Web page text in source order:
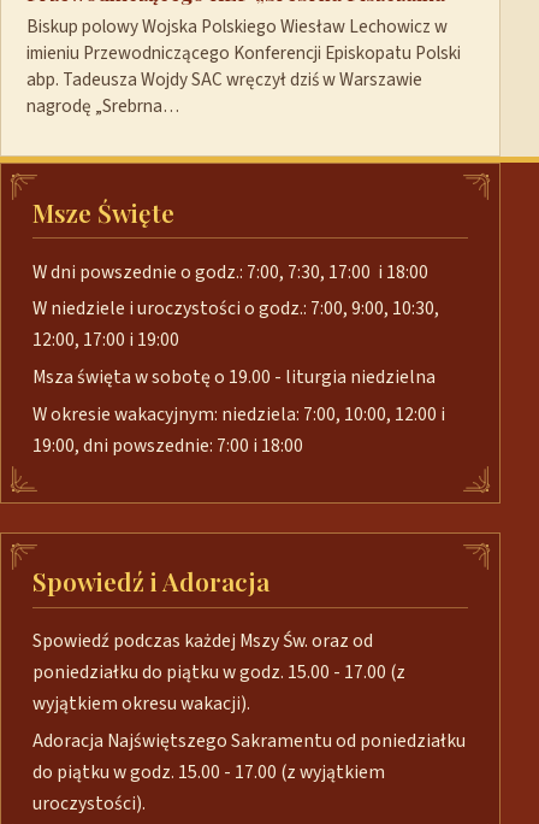
Biskup polowy Wojska Polskiego Wiesław Lechowicz w
imieniu Przewodniczącego Konferencji Episkopatu Polski
abp. Tadeusza Wojdy SAC wręczył dziś w Warszawie
nagrodę „Srebrna…
Msze Święte
W dni powszednie o godz.: 7:00, 7:30, 17:00 i 18:00
W niedziele i uroczystości o godz.: 7:00, 9:00, 10:30,
12:00, 17:00 i 19:00
Msza święta w sobotę o 19.00 - liturgia niedzielna
W okresie wakacyjnym: niedziela: 7:00, 10:00, 12:00 i
19:00, dni powszednie: 7:00 i 18:00
Spowiedź i Adoracja
Spowiedź podczas każdej Mszy Św. oraz od
poniedziałku do piątku w godz. 15.00 - 17.00 (z
wyjątkiem okresu wakacji).
Adoracja Najświętszego Sakramentu od poniedziałku
do piątku w godz. 15.00 - 17.00 (z wyjątkiem
uroczystości).